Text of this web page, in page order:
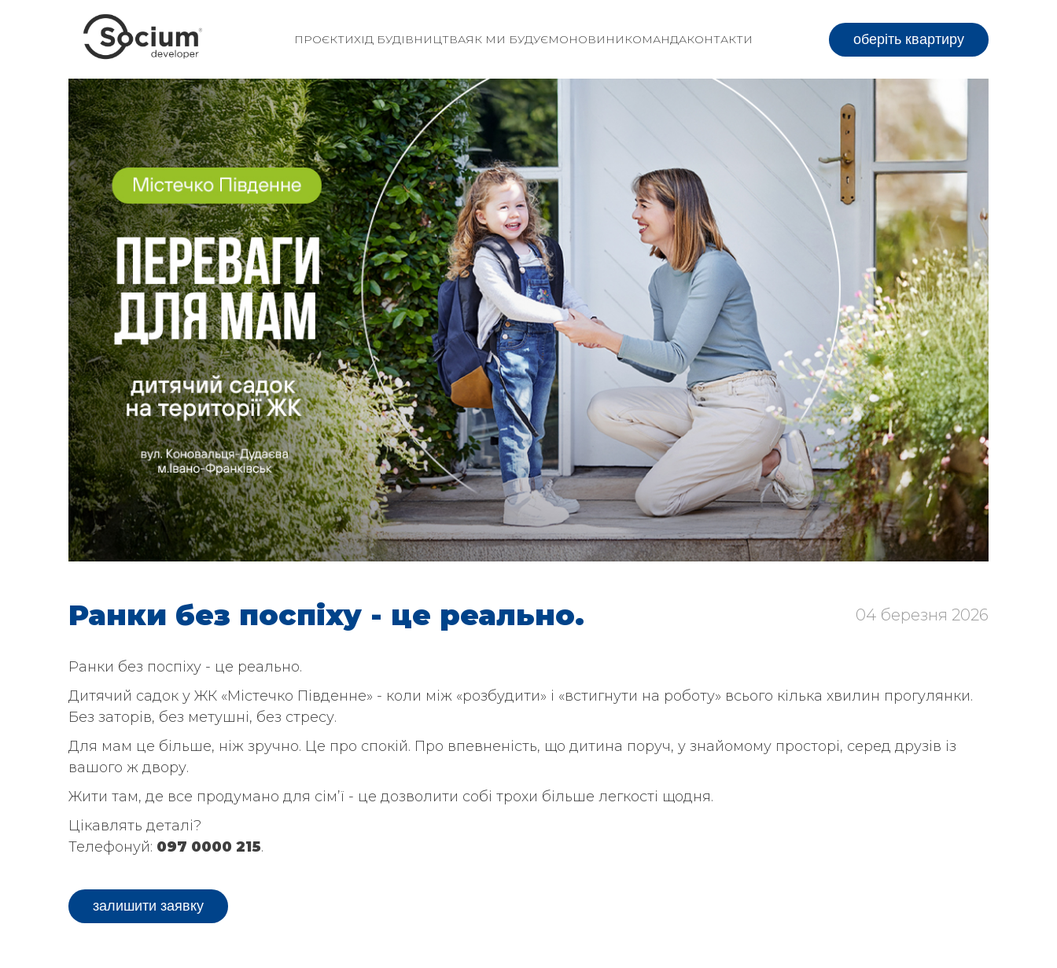
ПРОЄКТИХІД БУДІВНИЦТВАЯК МИ БУДУЄМОНОВИНИ КОМАНДАКОНТАКТИ оберіть квартиру
Ранки без поспіху - це реально. 04 березня 2026
Ранки без поспіху - це реально.
Дитячий садок у ЖК «Містечко Південне» - коли між «розбудити» і «встигнути на роботу» всього кілька хвилин прогулянки.
Без заторів, без метушні, без стресу.
Для мам це більше, ніж зручно. Це про спокій. Про впевненість, що дитина поруч, у знайомому просторі, серед друзів із
вашого ж двору.
Жити там, де все продумано для сім’ї - це дозволити собі трохи більше легкості щодня.
Цікавлять деталі?
Телефонуй: 097 0000 215.
залишити заявку